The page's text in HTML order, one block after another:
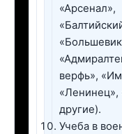
«Арсенал»,
верфь»,
«Ленинец»,
другие).
Учеба в